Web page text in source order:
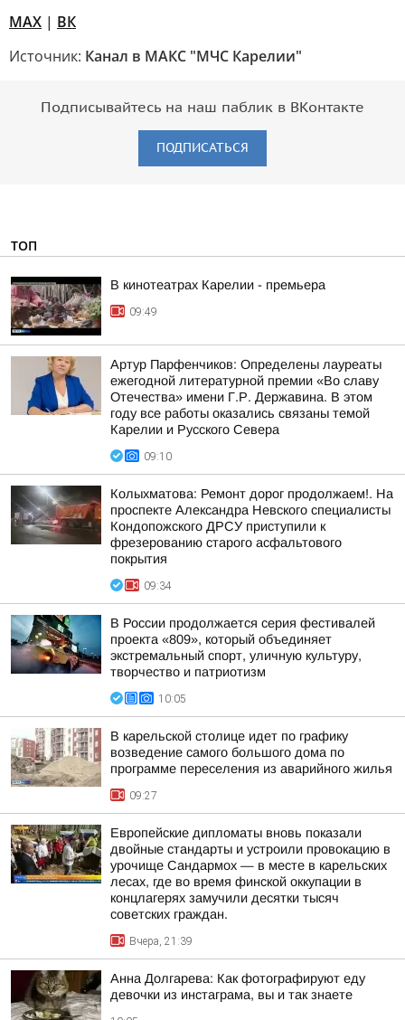
MAX | ВК
Источник: Канал в МАКС "МЧС Карелии"
Подписывайтесь на наш паблик в ВКонтакте
ПОДПИСАТЬСЯ
ТОП
В кинотеатрах Карелии - премьера
09:49
Артур Парфенчиков: Определены лауреаты
ежегодной литературной премии «Во славу
Отечества» имени Г.Р. Державина. В этом
году все работы оказались связаны темой
Карелии и Русского Севера
09:10
Колыхматова: Ремонт дорог продолжаем!. На
проспекте Александра Невского специалисты
Кондопожского ДРСУ приступили к
фрезерованию старого асфальтового
покрытия
09:34
В России продолжается серия фестивалей
проекта «809», который объединяет
экстремальный спорт, уличную культуру,
творчество и патриотизм
10:05
В карельской столице идет по графику
возведение самого большого дома по
программе переселения из аварийного жилья
09:27
Европейские дипломаты вновь показали
двойные стандарты и устроили провокацию в
урочище Сандармох — в месте в карельских
лесах, где во время финской оккупации в
концлагерях замучили десятки тысяч
советских граждан.
Вчера, 21:39
Анна Долгарева: Как фотографируют еду
девочки из инстаграма, вы и так знаете